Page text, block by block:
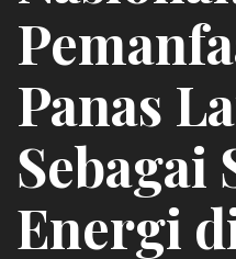
Panas
Sebagai
Energi